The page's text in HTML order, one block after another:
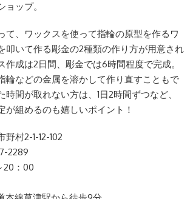
ップ。
て、ワックスを使って指輪の原型を作るワ
叩いて作る彫金の2種類の作り方が用意され
作成は2日間、彫金では6時間程度で完成。
輪などの金属を溶かして作り直すこともで
時間が取れない方は、1日2時間ずつなど、
が組めるのも嬉しいポイント！
村2-1-12-102
2289
20：00